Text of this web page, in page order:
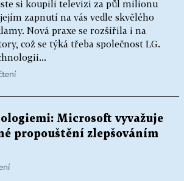
si koupili televizi za půl milionu
zapnutí na vás vedle skvělého
Nová praxe se rozšířila i na
což se týká třeba společnost LG.
Microsoft vyvažuje
propouštění zlepšováním